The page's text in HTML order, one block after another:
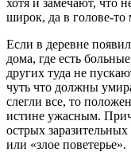
хотя и замечают, что
широк, да в голове-то
Если в деревне
дома, где есть
других туда не
чуть что должны
слегли все, то
истине ужасным.
острых
или «злое поветерье».